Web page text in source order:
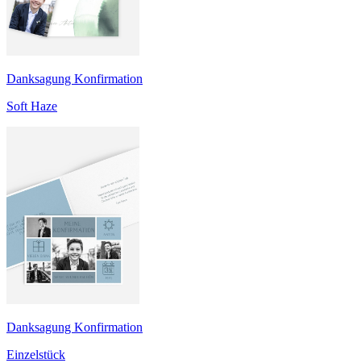
Danksagung Konfirmation
Soft Haze
Danksagung Konfirmation
Einzelstück